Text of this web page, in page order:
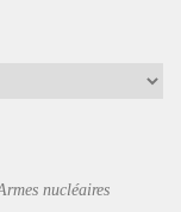
nucléaires